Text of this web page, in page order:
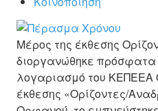
Αγιογραφίες
Κεραμική
ΚΑΛΛΙΤΈΧΝΕΣ
Μέρος της έκθεσης
διοργανώθηκε πρόσφατα
λογαριασμό του ΚΕΠΕΕΑ
έκθεσης «Ορίζοντες/